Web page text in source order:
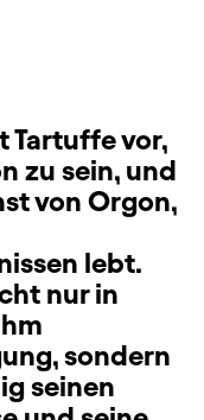
Tartuffe vor,
zu sein, und
von Orgon,
lebt.
nur in
sondern
seinen